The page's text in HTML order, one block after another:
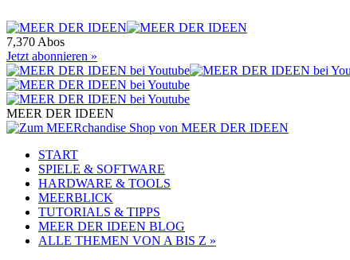
7,370 Abos
Jetzt abonnieren »
MEER DER IDEEN
START
SPIELE & SOFTWARE
HARDWARE & TOOLS
MEERBLICK
TUTORIALS & TIPPS
MEER DER IDEEN BLOG
ALLE THEMEN VON A BIS Z »